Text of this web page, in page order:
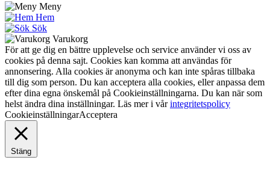
Meny
Hem
Sök
Varukorg
För att ge dig en bättre upplevelse och service använder vi oss av
cookies på denna sajt. Cookies kan komma att användas för
annonsering. Alla cookies är anonyma och kan inte spåras tillbaka
till dig som person. Du kan acceptera alla cookies, eller anpassa dem
efter dina egna önskemål på Cookieinställningarna. Du kan när som
helst ändra dina inställningar. Läs mer i vårintegritetspolicy
CookieinställningarAcceptera
Stäng